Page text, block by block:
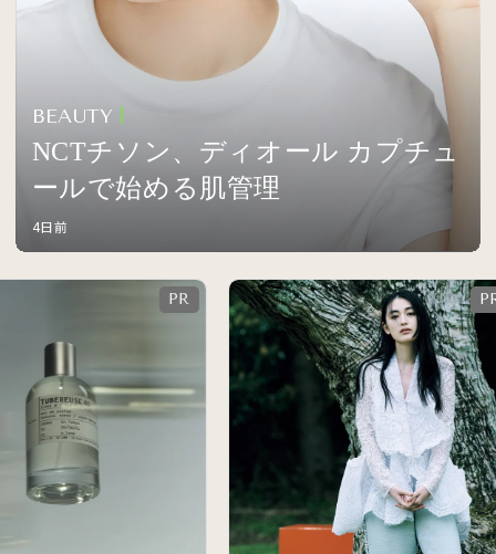
BEAUTY
NCTチソン、ディオール カプチュ
ールで始める肌管理
4日前